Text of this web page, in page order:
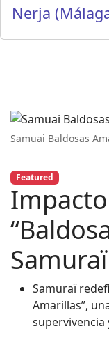
Nerja
Samuai Baldosas
Featured
Samuraï
Samuraï
Amarillas”,